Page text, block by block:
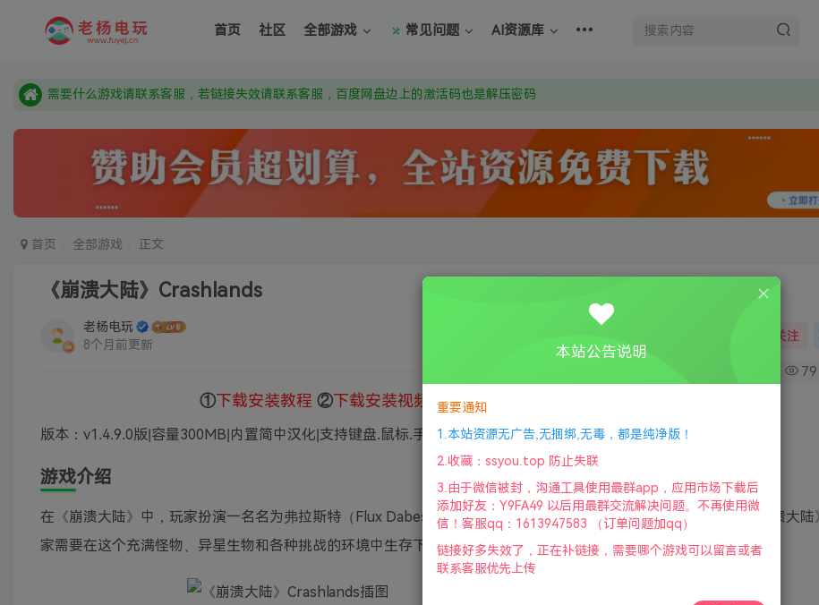
首页 社区 全部游戏 常见问题 AI资源库
本站资源来自网络搜集，如有侵权，请联系删除：fuyej@qq.com 附上证书和内容链接
需要什么游戏请联系客服，若链接失效请联系客服，百度网盘边上的激活码也是解压密码
首页 全部游戏 正文
《崩溃大陆》Crashlands
老杨电玩
8个月前更新
关注
79
①下载安装教程 ②下载安装视频教程 ③
版本：v1.4.9.0版|容量300MB|内置简中汉化|支持键盘.鼠标.手柄|赠修改器|2020年05月27号更新
游戏介绍
在《崩溃大陆》中，玩家扮演一名名为弗拉斯特（Flux Dabes）的宇航员，意外坠落在一个未知的异星世界上。《崩溃大陆
家需要在这个充满怪物、异星生物和各种挑战的环境中生存下去，并尝试修复太空船以逃离这片陌生的土地。
本站公告说明
重要通知
1.本站资源无广告,无捆绑,无毒，都是纯净版！
2.收藏：ssyou.top 防止失联
3.由于微信被封，沟通工具使用最群app，应用市场下载后
添加好友：Y9FA49 以后用最群交流解决问题。不再使用微
信！客服qq：1613947583 （订单问题加qq）
链接好多失效了，正在补链接，需要哪个游戏可以留言或者
联系客服优先上传